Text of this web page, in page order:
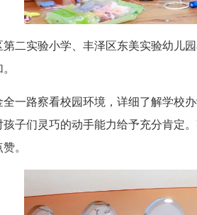
实验小学、丰泽区东美实验幼儿园
路察看校园环境，详细了解学校办
子们灵巧的动手能力给予充分肯定
。